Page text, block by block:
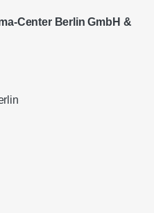
Center Berlin GmbH &